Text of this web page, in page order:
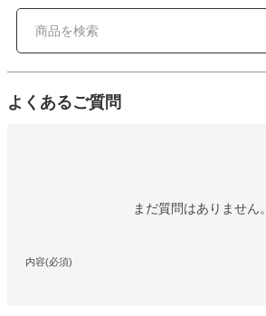
よくあるご質問
まだ質問はありません。
内容(必須)